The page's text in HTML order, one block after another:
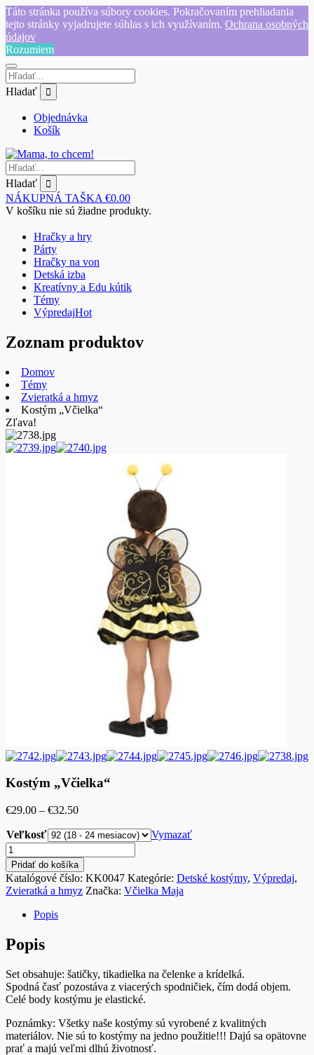
Táto stránka používa súbory cookies. Pokračovaním prehliadania
tejto stránky vyjadrujete súhlas s ich využívaním. Ochrana osobných
údajov
Rozumiem
Hladať
Objednávka
Košík
Hladať
NÁKUPNÁ TAŠKA €0.00
V košíku nie sú žiadne produkty.
Hračky a hry
Párty
Hračky na von
Detská izba
Kreatívny a Edu kútik
Témy
VýpredajHot
Zoznam produktov
Domov
Témy
Zvieratká a hmyz
Kostým „Včielka“
Zľava!
Kostým „Včielka“
€29.00 – €32.50Price
€29.00
through
€32.50
Veľkosť
Vymazať
množstvo
Kostým
"Včielka"
Pridať do košíka
Katalógové číslo: KK0047 Kategórie: Detské kostýmy, Výpredaj,
Zvieratká a hmyz Značka: Včielka Maja
Popis
Popis
Set obsahuje: šatičky, tikadielka na čelenke a krídelká.
Spodná časť pozostáva z viacerých spodničiek, čím dodá objem.
Celé body kostýmu je elastické.
Poznámky: Všetky naše kostýmy sú vyrobené z kvalitných
materiálov. Nie sú to kostýmy na jedno použitie!!! Dajú sa opätovne
prať a majú veľmi dlhú životnosť.